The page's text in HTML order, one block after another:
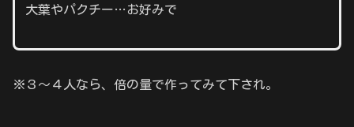
大葉やパクチー…お好みで
※３～４人なら、倍の量で作ってみて下され。